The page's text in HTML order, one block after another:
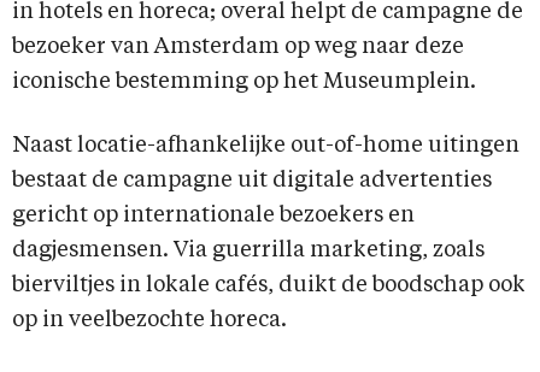
in hotels en horeca; overal helpt de campagne de
bezoeker van Amsterdam op weg naar deze
iconische bestemming op het Museumplein.
Naast locatie-afhankelijke out-of-home uitingen
bestaat de campagne uit digitale advertenties
gericht op internationale bezoekers en
dagjesmensen. Via guerrilla marketing, zoals
bierviltjes in lokale cafés, duikt de boodschap ook
op in veelbezochte horeca.